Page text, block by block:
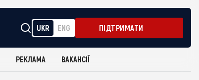
UKR ENG ПІДТРИМАТИ
РЕКЛАМА ВАКАНСІЇ